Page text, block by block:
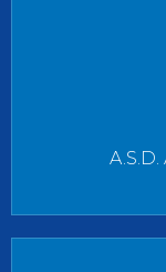
A.S.D.